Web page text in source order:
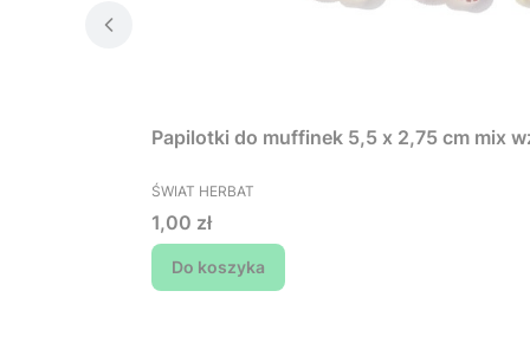
Papilotki do muffinek 5,5 x 2,75 cm mix
PRODUCENT
ŚWIAT HERBAT
Cena
1,00 zł
Do koszyka